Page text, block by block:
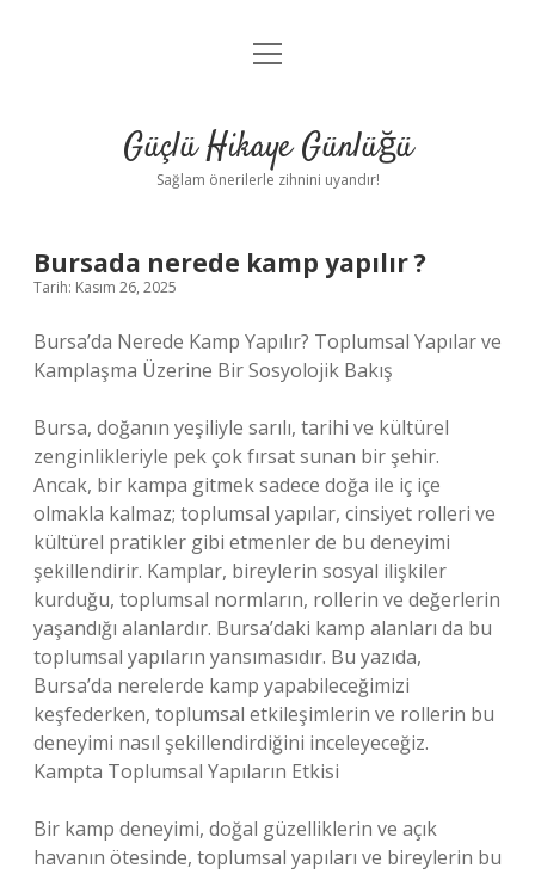
Anasayfa
Yasal Uyarı
menüyü
Güçlü Hikaye Günlüğü
Sağlam önerilerle zihnini uyandır!
Bursada nerede kamp yapılır ?
Tarih: Kasım 26, 2025
Bursa’da Nerede Kamp Yapılır? Toplumsal Yapılar ve
Kamplaşma Üzerine Bir Sosyolojik Bakış
Bursa, doğanın yeşiliyle sarılı, tarihi ve kültürel
zenginlikleriyle pek çok fırsat sunan bir şehir.
Ancak, bir kampa gitmek sadece doğa ile iç içe
olmakla kalmaz; toplumsal yapılar, cinsiyet rolleri ve
kültürel pratikler gibi etmenler de bu deneyimi
şekillendirir. Kamplar, bireylerin sosyal ilişkiler
kurduğu, toplumsal normların, rollerin ve değerlerin
yaşandığı alanlardır. Bursa’daki kamp alanları da bu
toplumsal yapıların yansımasıdır. Bu yazıda,
Bursa’da nerelerde kamp yapabileceğimizi
keşfederken, toplumsal etkileşimlerin ve rollerin bu
deneyimi nasıl şekillendirdiğini inceleyeceğiz.
Kampta Toplumsal Yapıların Etkisi
Bir kamp deneyimi, doğal güzelliklerin ve açık
havanın ötesinde, toplumsal yapıları ve bireylerin bu